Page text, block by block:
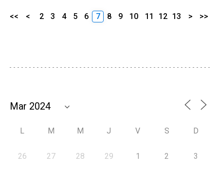
<< < 2 3 4 5 6 7 8 9 10 11 12 13 > >>
L M M J V S D
26 27 28 29 1 2 3